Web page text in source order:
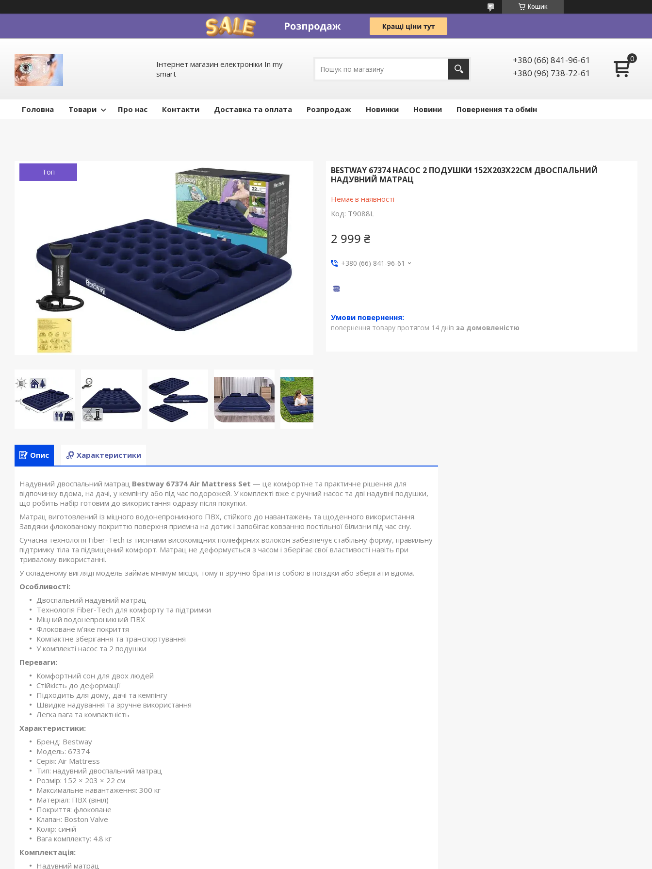
Кошик
Інтернет магазин електроніки In my
smart
+380 (66) 841-96-61
+380 (96) 738-72-61
Головна Товари Про нас Контакти Доставка та оплата Pозпродаж Новинки Новини Повернення та обмін
Топ
BESTWAY 67374 НАСОС 2 ПОДУШКИ 152Х203Х22СМ ДВОСПАЛЬНИЙ
НАДУВНИЙ МАТРАЦ
Немає в наявності
Код: T9088L
2 999 ₴
+380 (66) 841-96-61
повернення товару протягом 14 днів за домовленістю
Опис Характеристики
Надувний двоспальний матрац Bestway 67374 Air Mattress Set — це комфортне та практичне рішення для
відпочинку вдома, на дачі, у кемпінгу або під час подорожей. У комплекті вже є ручний насос та дві надувні подушки,
що робить набір готовим до використання одразу після покупки.
Матрац виготовлений із міцного водонепроникного ПВХ, стійкого до навантажень та щоденного використання.
Завдяки флокованому покриттю поверхня приємна на дотик і запобігає ковзанню постільної білизни під час сну.
Сучасна технологія Fiber-Tech із тисячами високоміцних поліефірних волокон забезпечує стабільну форму, правильну
підтримку тіла та підвищений комфорт. Матрац не деформується з часом і зберігає свої властивості навіть при
тривалому використанні.
У складеному вигляді модель займає мінімум місця, тому її зручно брати із собою в поїздки або зберігати вдома.
Особливості:
Двоспальний надувний матрац
Технологія Fiber-Tech для комфорту та підтримки
Міцний водонепроникний ПВХ
Флоковане м’яке покриття
Компактне зберігання та транспортування
У комплекті насос та 2 подушки
Переваги:
Комфортний сон для двох людей
Стійкість до деформації
Підходить для дому, дачі та кемпінгу
Швидке надування та зручне використання
Легка вага та компактність
Характеристики:
Бренд: Bestway
Модель: 67374
Серія: Air Mattress
Тип: надувний двоспальний матрац
Розмір: 152 × 203 × 22 см
Максимальне навантаження: 300 кг
Матеріал: ПВХ (вініл)
Покриття: флоковане
Клапан: Boston Valve
Колір: синій
Вага комплекту: 4.8 кг
Комплектація:
Надувний матрац